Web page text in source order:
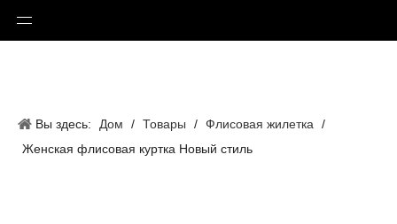
Вы здесь: Дом / Товары / Флисовая жилетка
/
Женская флисовая куртка Новый стиль